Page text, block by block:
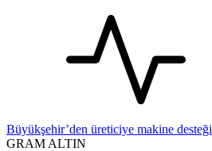
Büyükşehir’den üreticiye makine desteği
GRAM ALTIN